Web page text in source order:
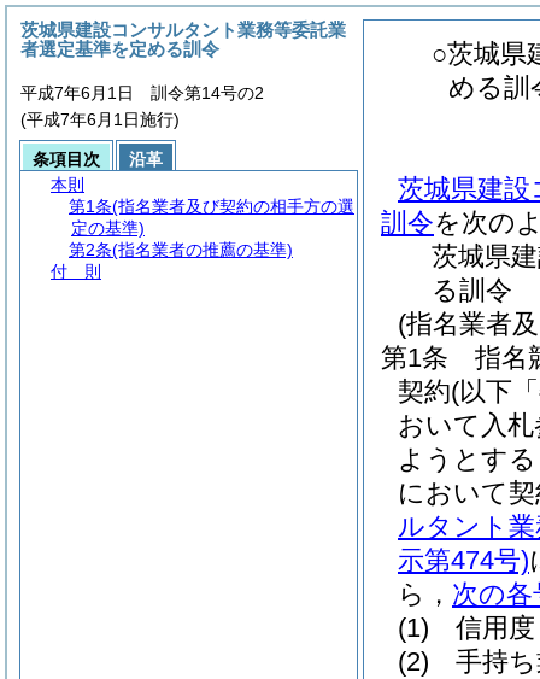
○茨城県
める訓
茨城県建
訓令を次の
茨城県
る訓令
(指名業者
第1条
指名
契約(以下
おいて入
ようとす
において
ルタント
示第474号)
ら， 次の各
(1)
信用度
(2)
手持
茨城県建設コンサルタント業務等委託業
者選定基準を定める訓令
平成7年6月1日 訓令第14号の2
(平成7年6月1日施行)
条項目次
沿革
本則
第1条(指名業者及び契約の相手方の選
定の基準)
第2条(指名業者の推薦の基準)
付 則